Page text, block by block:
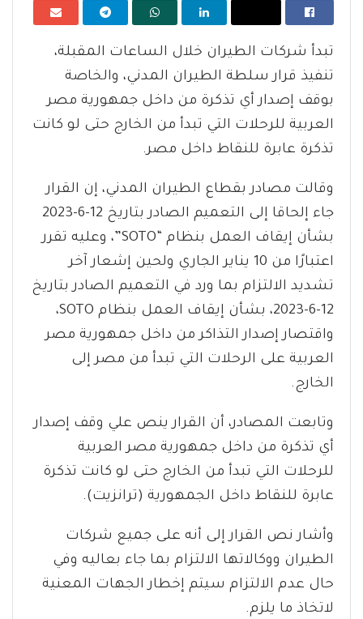
تبدأ شركات الطيران خلال الساعات المقبلة،
تنفيذ قرار سلطة الطيران المدني، والخاصة
بوقف إصدار أي تذكرة من داخل جمهورية مصر
العربية للرحلات التي تبدأ من الخارج حتى لو كانت
تذكرة عابرة للنقاط داخل مصر.
وقالت مصادر بقطاع الطيران المدني، إن القرار
جاء إلحاقا إلى التعميم الصادر بتاريخ 12-6-2023
بشأن إيقاف العمل بنظام “SOTO”، وعليه تقرر
اعتبارًا من 10 يناير الجاري ولحين إشعار آخر
تشديد الالتزام بما ورد في التعميم الصادر بتاريخ
12-6-2023، بشأن إيقاف العمل بنظام SOTO،
واقتصار إصدار التذاكر من داخل جمهورية مصر
العربية على الرحلات التي تبدأ من مصر إلى
الخارج.
وتابعت المصادر، أن القرار ينص علي وقف إصدار
أي تذكرة من داخل جمهورية مصر العربية
للرحلات التي تبدأ من الخارج حتى لو كانت تذكرة
عابرة للنقاط داخل الجمهورية (ترانزيت).
وأشار نص القرار إلى أنه على جميع شركات
الطيران ووكالاتها الالتزام بما جاء بعاليه وفي
حال عدم الالتزام سيتم إخطار الجهات المعنية
لاتخاذ ما يلزم.